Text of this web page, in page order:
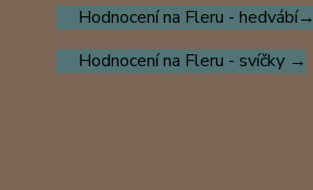
Hodnocení na Fleru - hedvábí→
Hodnocení na Fleru - svíčky →